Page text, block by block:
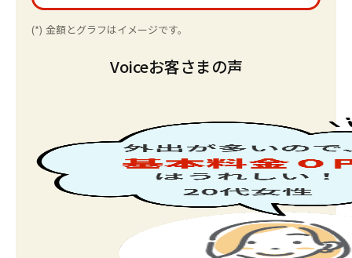
(*) 金額とグラフはイメージです。
Voiceお客さまの声